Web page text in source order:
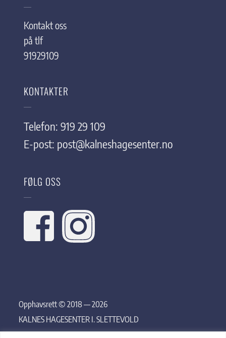
Kontakt oss
på tlf
91929109
KONTAKTER
Telefon: 919 29 109
E-post: post@kalneshagesenter.no
FØLG OSS
Opphavsrett © 2018 — 2026
KALNES HAGESENTER I. SLETTEVOLD